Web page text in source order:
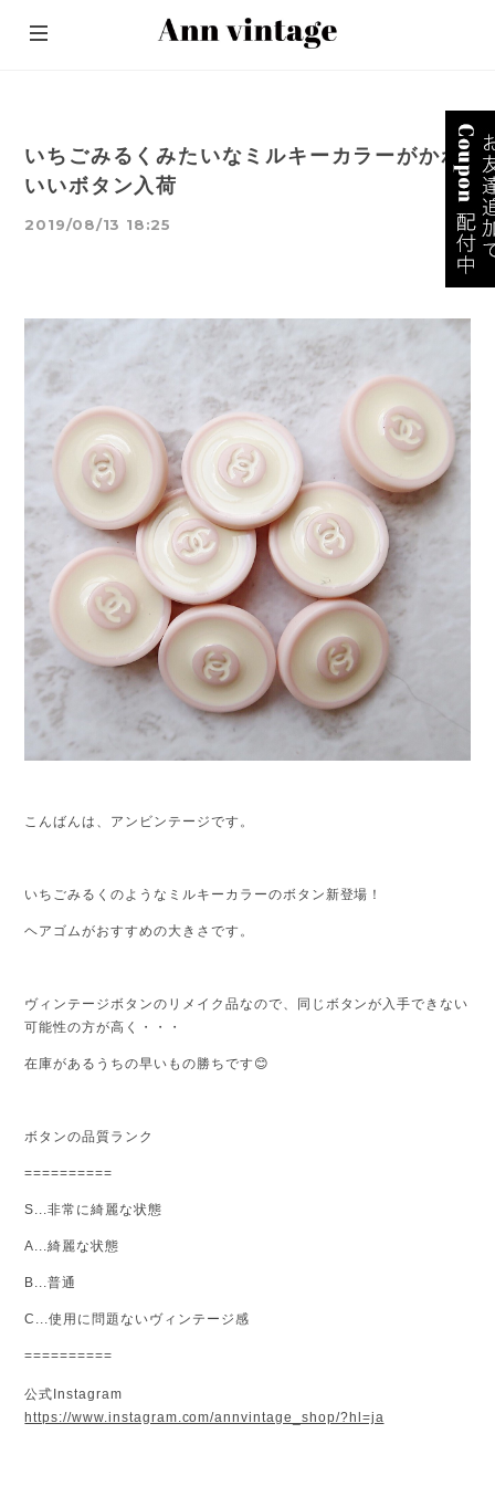
いちごみるくみたいなミルキーカラーがかわ
いいボタン入荷
2019/08/13 18:25
こんばんは、アンビンテージです。
いちごみるくのようなミルキーカラーのボタン新登場！
ヘアゴムがおすすめの大きさです。
ヴィンテージボタンのリメイク品なので、同じボタンが入手できない
可能性の方が高く・・・
在庫があるうちの早いもの勝ちです😊
ボタンの品質ランク
==========
S...非常に綺麗な状態
A...綺麗な状態
B...普通
C...使用に問題ないヴィンテージ感
==========
公式 Instagram
https://www.instagram.com/annvintage_shop/?hl=ja